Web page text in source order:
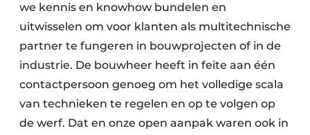
we kennis en knowhow bundelen en
uitwisselen om voor klanten als multitechnische
partner te fungeren in bouwprojecten of in de
industrie. De bouwheer heeft in feite aan één
contactpersoon genoeg om het volledige scala
van technieken te regelen en op te volgen op
de werf. Dat en onze open aanpak waren ook in